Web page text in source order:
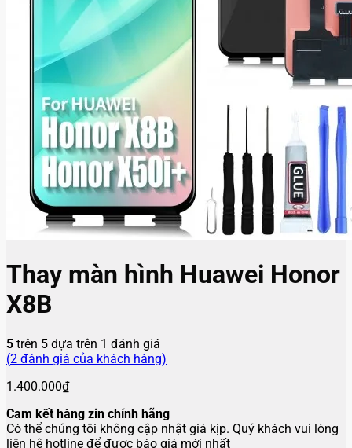
Thay màn hình Huawei Honor
X8B
5 trên 5 dựa trên 1 đánh giá
(2 đánh giá của khách hàng)
1.400.000₫
Cam kết hàng zin chính hãng
Có thể chúng tôi không cập nhật giá kịp. Quý khách vui lòng
liên hệ hotline để được báo giá mới nhất